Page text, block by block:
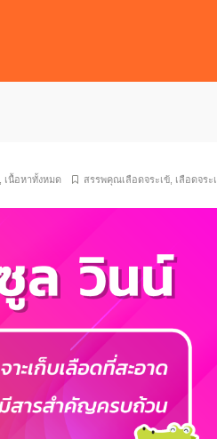
เนื้อหาทั้งหมด สรรพคุณเลือดจระเข้ เลือดจระ